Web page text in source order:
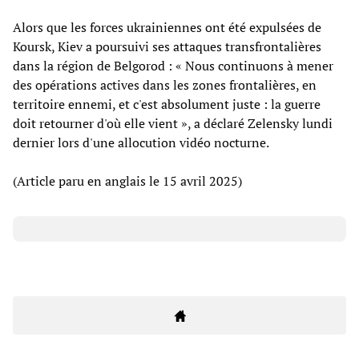
Alors que les forces ukrainiennes ont été expulsées de
Koursk, Kiev a poursuivi ses attaques transfrontalières
dans la région de Belgorod : « Nous continuons à mener
des opérations actives dans les zones frontalières, en
territoire ennemi, et c'est absolument juste : la guerre
doit retourner d'où elle vient », a déclaré Zelensky lundi
dernier lors d'une allocution vidéo nocturne.
(Article paru en anglais le 15 avril 2025)